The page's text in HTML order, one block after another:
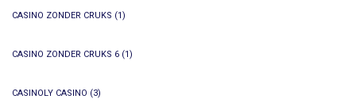
CASINO ZONDER CRUKS (1)
CASINO ZONDER CRUKS 6 (1)
CASINOLY CASINO (3)